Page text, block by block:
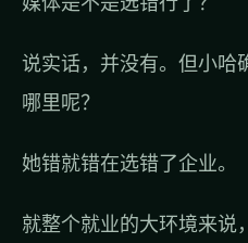
说实话，并没有。但小哈
哪里呢？
她错就错在选错了企业。
就整个就业的大环境来说，